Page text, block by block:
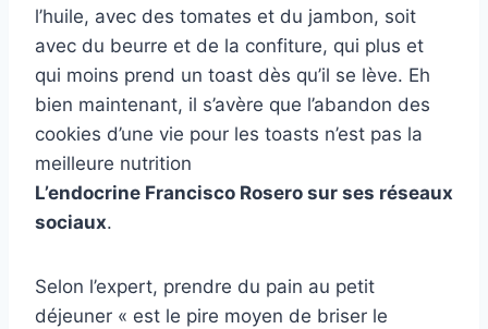
l’huile, avec des tomates et du jambon, soit
avec du beurre et de la confiture, qui plus et
qui moins prend un toast dès qu’il se lève. Eh
bien maintenant, il s’avère que l’abandon des
cookies d’une vie pour les toasts n’est pas la
meilleure nutrition
L’endocrine Francisco Rosero sur ses réseaux
sociaux.
Selon l’expert, prendre du pain au petit
déjeuner « est le pire moyen de briser le